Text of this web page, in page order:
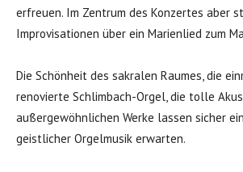
erfreuen. Im Zentrum des Konzertes aber
Improvisationen über ein Marienlied zum
Die Schönheit des sakralen Raumes, die
renovierte Schlimbach-Orgel, die tolle
außergewöhnlichen Werke lassen sicher
geistlicher Orgelmusik erwarten.